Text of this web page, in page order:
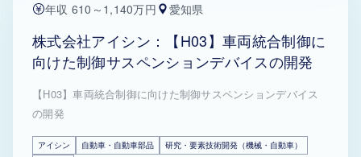
年収 610～1,140万円 愛知県
株式会社アイシン：【H03】車両統合制御に
向けた制御サスペンションデバイスの開発
【H03】車両統合制御に向けた制御サスペンションデバイス
の開発
アイシン 自動車・自動車部品
研究・要素技術開発（機械・自動車）